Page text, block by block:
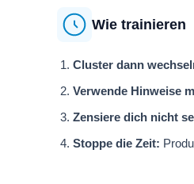
Wie trainieren
Cluster dann
Verwende Hinweise
Zensiere dich nicht
Stoppe die Zeit: